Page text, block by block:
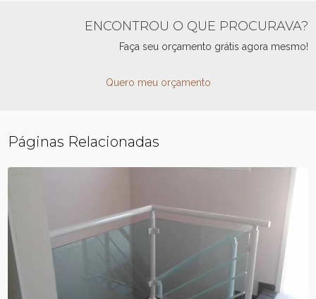
ENCONTROU O QUE PROCURAVA?
Faça seu orçamento grátis agora mesmo!
Quero meu orçamento
Páginas Relacionadas